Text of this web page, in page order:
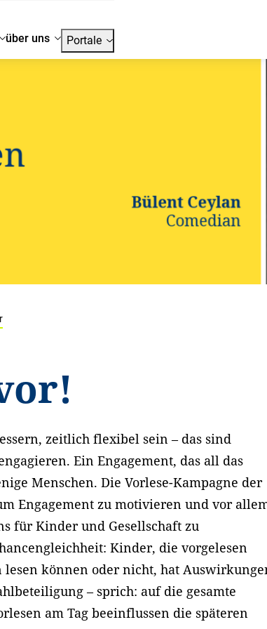
über uns Portale
zeitlich flexibel sein – das sind
Ein Engagement, das all das
Menschen. Die Vorlese-Kampagne der
Engagement zu motivieren und vor
für Kinder und Gesellschaft zu
Kinder, die vorgelesen
können oder nicht, hat
– sprich: auf die gesamte
am Tag beeinflussen die späteren